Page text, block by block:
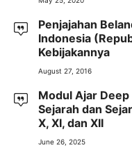
Penjajahan
Indonesia
Kebijakannya
August 27, 2016
Modul Ajar
Sejarah dan
X, XI, dan XII
June 26, 2025